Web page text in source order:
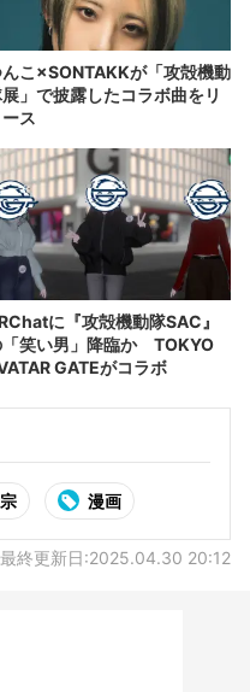
こ×SONTAKKが「攻殻機動
」で披露したコラボ曲をリ
ース
に『攻殻機動隊SAC』
「笑い男」降臨か TOKYO
GATEがコラボ
漫画
最終更新日:2025.04.30 20:12